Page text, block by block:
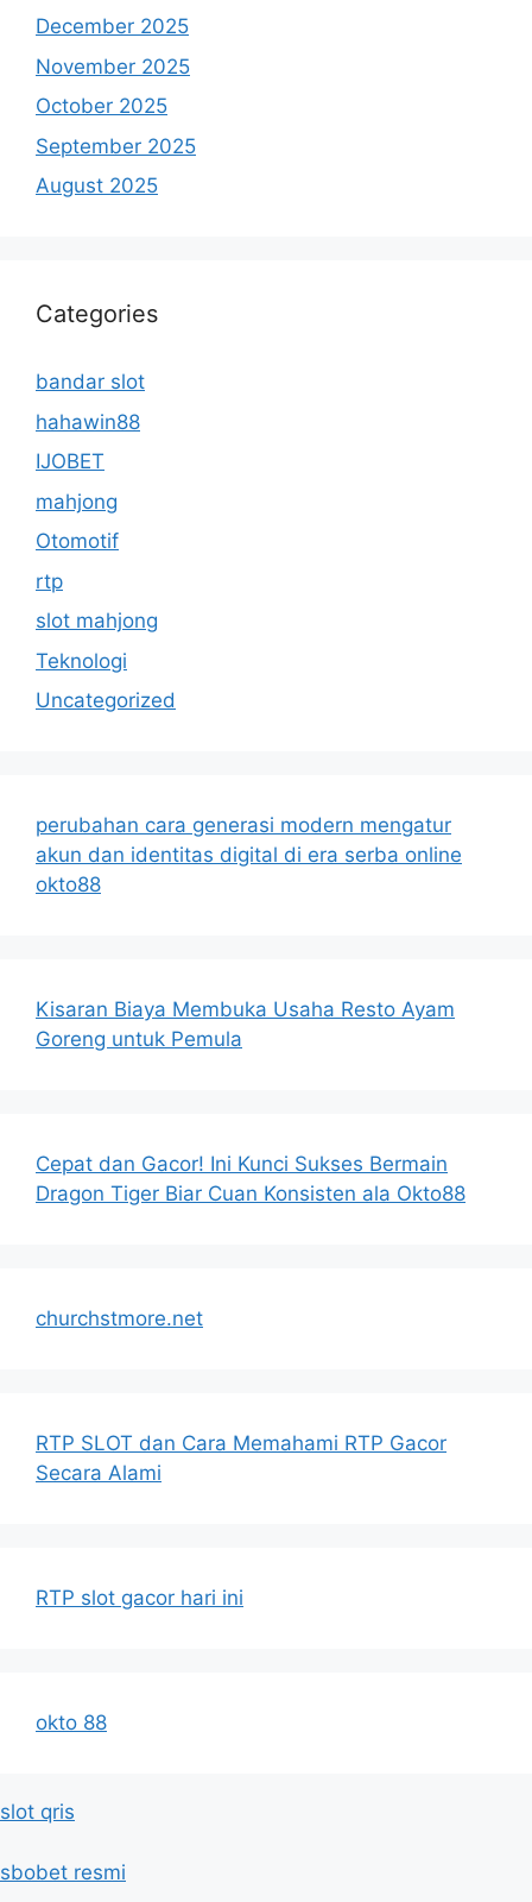
December 2025
November 2025
October 2025
September 2025
August 2025
Categories
bandar slot
hahawin88
IJOBET
mahjong
Otomotif
rtp
slot mahjong
Teknologi
Uncategorized
perubahan cara generasi modern mengatur
akun dan identitas digital di era serba online
okto88
Kisaran Biaya Membuka Usaha Resto Ayam
Goreng untuk Pemula
Cepat dan Gacor! Ini Kunci Sukses Bermain
Dragon Tiger Biar Cuan Konsisten ala Okto88
churchstmore.net
RTP SLOT dan Cara Memahami RTP Gacor
Secara Alami
RTP slot gacor hari ini
okto 88
slot qris
sbobet resmi